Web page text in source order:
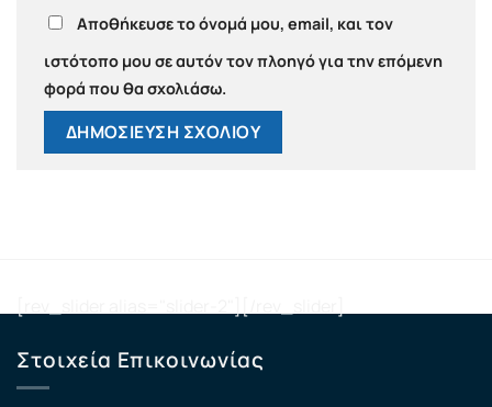
Αποθήκευσε το όνομά μου, email, και τον
ιστότοπο μου σε αυτόν τον πλοηγό για την επόμενη
φορά που θα σχολιάσω.
Στοιχεία Επικοινωνίας